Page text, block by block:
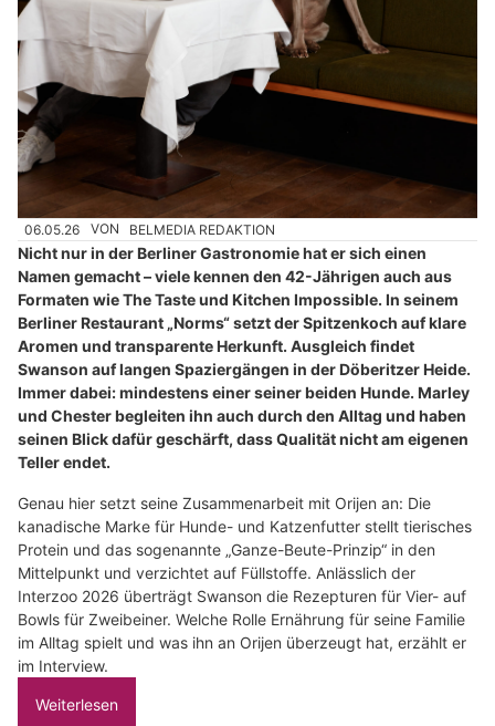
06.05.26 VON BELMEDIA REDAKTION
Nicht nur in der Berliner Gastronomie hat er sich einen
Namen gemacht – viele kennen den 42-Jährigen auch aus
Formaten wie The Taste und Kitchen Impossible. In seinem
Berliner Restaurant „Norms“ setzt der Spitzenkoch auf klare
Aromen und transparente Herkunft. Ausgleich findet
Swanson auf langen Spaziergängen in der Döberitzer Heide.
Immer dabei: mindestens einer seiner beiden Hunde. Marley
und Chester begleiten ihn auch durch den Alltag und haben
seinen Blick dafür geschärft, dass Qualität nicht am eigenen
Teller endet.
Genau hier setzt seine Zusammenarbeit mit Orijen an: Die
kanadische Marke für Hunde- und Katzenfutter stellt tierisches
Protein und das sogenannte „Ganze-Beute-Prinzip“ in den
Mittelpunkt und verzichtet auf Füllstoffe. Anlässlich der
Interzoo 2026 überträgt Swanson die Rezepturen für Vier- auf
Bowls für Zweibeiner. Welche Rolle Ernährung für seine Familie
im Alltag spielt und was ihn an Orijen überzeugt hat, erzählt er
im Interview.
Weiterlesen